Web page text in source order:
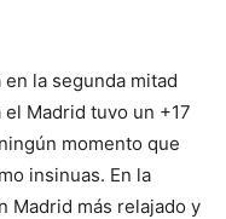
la segunda mitad
Madrid tuvo un +17
momento que
insinuas. En la
Madrid más relajado y